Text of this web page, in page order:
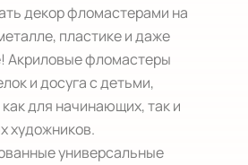
декор фломастерами на
пластике и даже
Акриловые фломастеры
и досуга с детьми,
для начинающих, так и
художников.
универсальные